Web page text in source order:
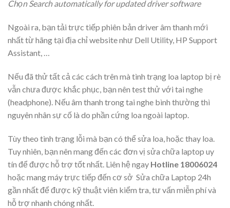
Chọn Search automatically for updated driver software
Ngoài ra, bạn tải trực tiếp phiên bản driver âm thanh mới
nhất từ hãng tại địa chỉ website như Dell Utility, HP Support
Assistant, …
Nếu đã thử tất cả các cách trên mà tình trạng loa laptop bị rè
vẫn chưa được khắc phục, bạn nên test thử với tai nghe
(headphone). Nếu âm thanh trong tai nghe bình thường thì
nguyên nhân sự cố là do phần cứng loa ngoài laptop.
Tùy theo tình trạng lỗi mà bạn có thể sửa loa, hoặc thay loa
Tuy nhiên, bạn nên mang đến các đơn vị sửa chữa laptop uy
tín để được hỗ trợ tốt nhất. Liên hệ ngay Hotline 18006024
hoặc mang máy trực tiếp đến cơ sở Sửa chữa Laptop 24h
gần nhấtđể được kỹ thuật viên kiểm tra, tư vấn miễn phí và
hỗ trợ nhanh chóng nhất.